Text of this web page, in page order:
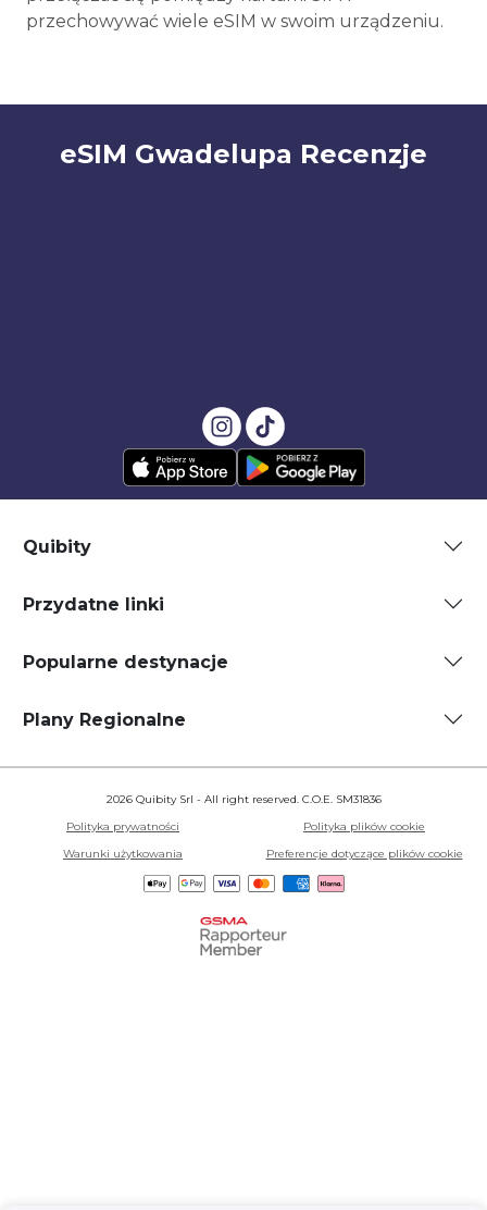
przechowywać wiele eSIM w swoim urządzeniu.
eSIM Gwadelupa Recenzje
Quibity
Przydatne linki
Popularne destynacje
Plany Regionalne
2026 Quibity Srl - All right reserved. C.O.E. SM31836
Polityka prywatności
Polityka plików cookie
Warunki użytkowania
Preferencje dotyczące plików cookie